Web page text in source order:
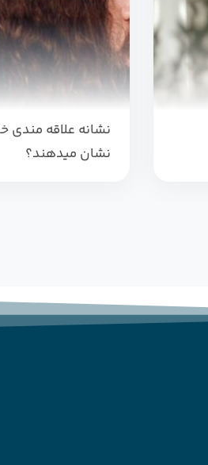
نشانه علاقه مندی
نشان میدهند؟